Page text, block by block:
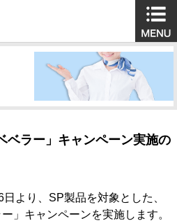
ベラー」キャンペーン実施の
より、SP製品を対象とした、
」キャンペーンを実施します。